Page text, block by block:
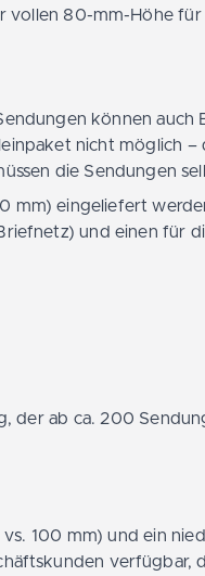
vollen 80-mm-Höhe
können
nicht möglich
die Sendungen
mm) eingeliefert
und einen für
der ab ca. 200
100 mm) und ein
verfügbar,